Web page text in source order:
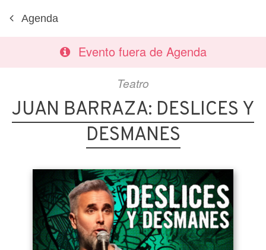
Agenda
Evento fuera de Agenda
Teatro
JUAN BARRAZA: DESLICES Y
DESMANES